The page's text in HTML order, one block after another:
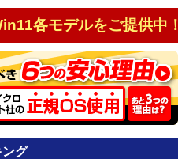
各モデルをご提供中！
ング